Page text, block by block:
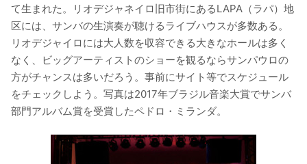
て生まれた。リオデジャネイロ旧市街にあるLAPA（ラパ）地
区には、サンバの生演奏が聴けるライブハウスが多数ある。
リオデジャイロには大人数を収容できる大きなホールは多く
なく、ビッグアーティストのショーを観るならサンパウロの
方がチャンスは多いだろう。事前にサイト等でスケジュール
をチェックしよう。写真は2017年ブラジル音楽大賞でサンバ
部門アルバム賞を受賞したペドロ・ミランダ。